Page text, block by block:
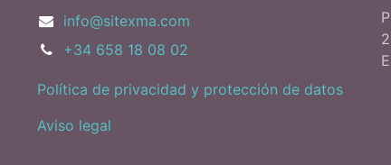
info@sitexma.com
+34 658 18 08 02
Política de privacidad y protección de datos
Aviso legal